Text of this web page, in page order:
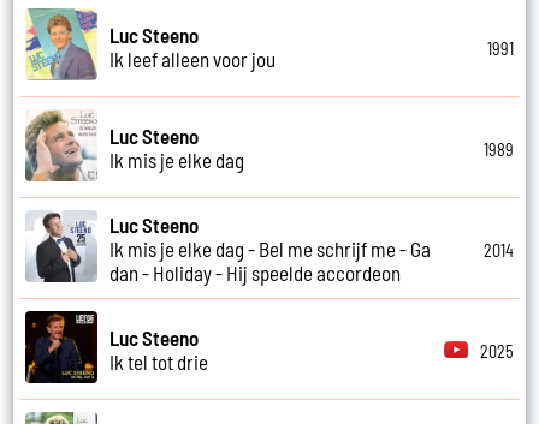
Luc Steeno
Ik leef alleen voor jou
1991
Luc Steeno
Ik mis je elke dag
1989
Luc Steeno
Ik mis je elke dag - Bel me schrijf me - Ga
dan - Holiday - Hij speelde accordeon
2014
Luc Steeno
Ik tel tot drie
2025